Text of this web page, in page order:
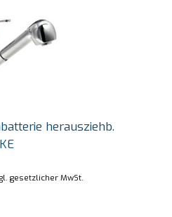
herausziehb.
gesetzlicher MwSt.